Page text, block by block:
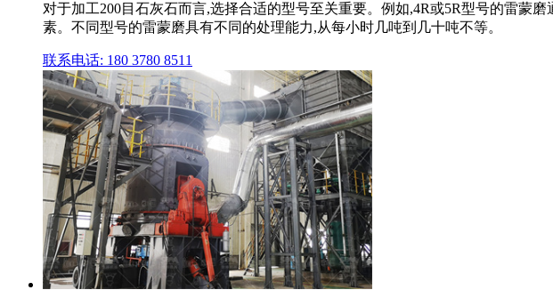
对于加工200目石灰石而言,选择合适的型号至关重要。例如,4R或5R型号的雷蒙
素。不同型号的雷蒙磨具有不同的处理能力,从每小时几吨到几十吨不等。
联系电话: 180 3780 8511